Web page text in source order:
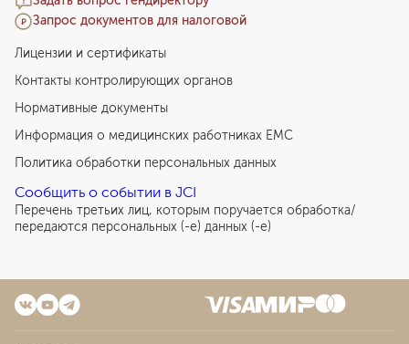
Запрос документов для налоговой
Лицензии и сертификаты
Контакты контролирующих органов
Нормативные документы
Информация о медицинских работниках EMC
Политика обработки персональных данных
Сообщить о событии в JCI
Перечень третьих лиц, которым поручается обработка/
передаются персональных (-е) данных (-е)